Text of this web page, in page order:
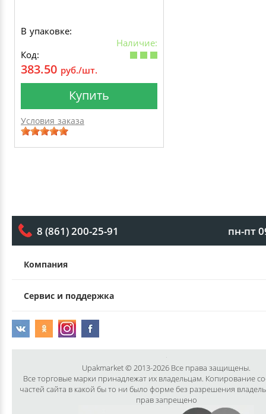
В упаковке:
Наличие:
Код:
383.50 руб./шт.
Купить
Условия заказа
8 (861) 200-25-91 пн-пт
Компания
Сервис и поддержка
Upakmarket © 2013-2026 Все права защищены.
Все торговые марки принадлежат их владельцам. Копирование
частей сайта в какой бы то ни было форме без разрешения
прав запрещено